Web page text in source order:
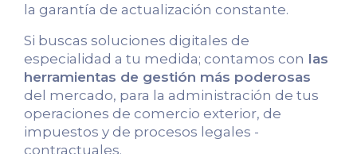
la garantía de actualización constante.
Si buscas soluciones digitales de
especialidad a tu medida; contamos con las
herramientas de gestión más poderosas
del mercado, para la administración de tus
operaciones de comercio exterior, de
impuestos y de procesos legales -
contractuales.